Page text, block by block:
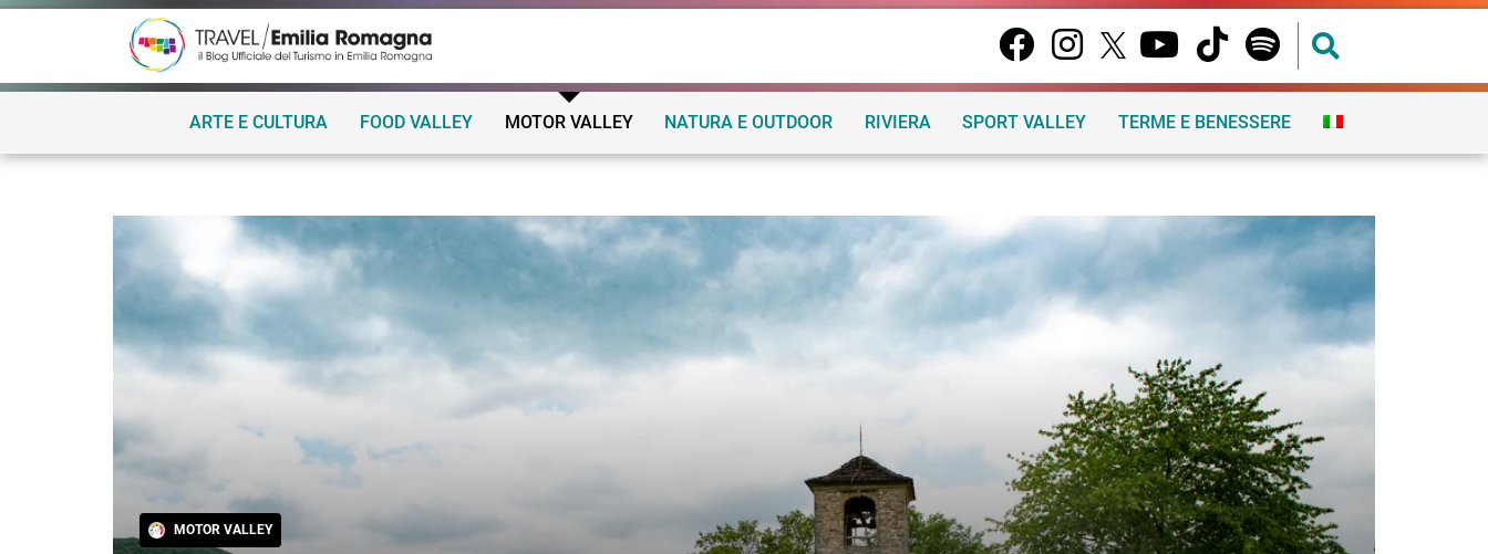
ARTE E CULTURA FOOD VALLEY MOTOR VALLEY NATURA E OUTDOOR RIVIERA SPORT VALLEY TERME E BENESSERE
MOTOR VALLEY